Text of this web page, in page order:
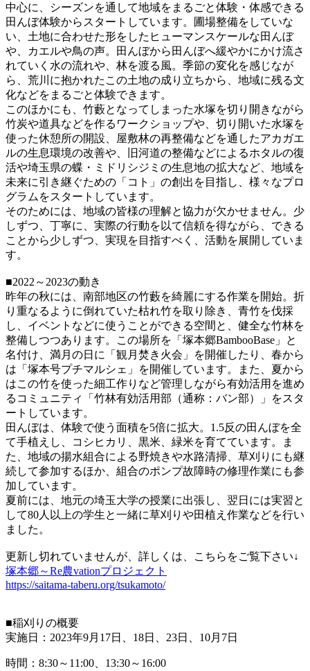
中心に、シーズンを通して地域をまるごと体験・体感できる
田んぼ体験からスタートしています。圃場整備をしていな
い、土地に合わせた形をしたヒューマンスケールな田んぼ
や、カエルや鳥の声。田んぼから田んぼへ緩やかにかけ流さ
れていく水の流れや、林を渡る風。季節の変化を感じなが
ら、荒川に抱かれたこの土地の成り立ちから、地域に残る文
化などをまるごと体験できます。
このほかにも、竹藪となってしまった水塚を切り開きながら
竹炭や道具などを作るワークショップや、切り開いた水塚を
使った休憩所の開設、屋敷林の再整備などを通したアカガエ
ルの生息環境の改善や、旧河道の整備などによるホタルの復
活や埼玉県の蝶・ミドリシジミの生息地の拡大など、地域を
未来に引き継ぐための「コト」の創出を目指し、様々なプロ
グラムをスタートしています。
そのためには、地域の皆様の理解と協力が欠かせません。少
しずつ、丁寧に、実際の行動を以て信頼を得ながら、できる
ことから少しずつ、実現を目指すべく、活動を展開していま
す。
■2022～2023の動き
昨年の秋には、南部地区の竹藪を綺麗にする作業を開始。折
り重なるように倒れていた枯れ竹を取り除き、青竹を伐採
し、イベントなどに使うことができる空間と、健全な竹林を
整備しつつあります。この場所を「塚本郷BambooBase」と
名付け、満月の日に「観月焚き火会」を開催したり、春から
は「塚本号プチマルシェ」を開催しています。また、夏から
はこの竹を使った細工作りなど管理しながら有効活用を進め
るコミュニティ「竹林有効活用部（通称：バン部）」をスタ
ートしています。
田んぼは、体験で使う面積を5倍に拡大。1.5反の田んぼを全
て手植えし、コシヒカリ、黒米、緑米を育てています。ま
た、地域の揚水組合による野焼きや水路清掃、草刈りにも継
続して参加するほか、組合のポンプ故障時の修理作業にも参
加しています。
夏前には、地元の埼玉大学の授業に出張し、翌日には実習と
して80人以上の学生と一緒に草刈りや田植え作業などを行い
ました。
更新し切れていませんが、詳しくは、こちらをご覧下さい↓
塚本郷～Re農vationプロジェクト
https://saitama-taberu.org/tsukamoto/
■稲刈りの概要
実施日：2023年9月17日、18日、23日、10月7日
時間：8:30～11:00、13:30～16:00